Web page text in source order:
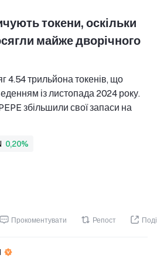
токени, оскільки
майже дворічного
4.54 трильйона токенів, що
із листопада 2024 року.
збільшили свої запаси на
попит, і залишається значно
2024 року.
си
0,20%
Прокоментувати Репост